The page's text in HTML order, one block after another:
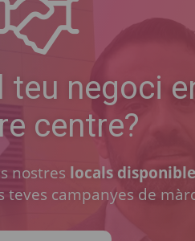
negoci
centre?
nostres locals
teves campanyes de